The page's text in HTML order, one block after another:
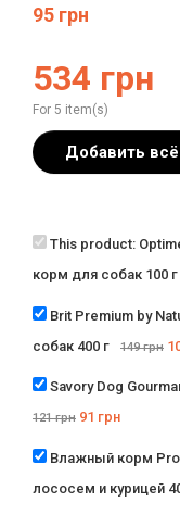
95 грн
534 грн
For 5 item(s)
Добавить
This product:
корм для собак 100 г
Brit Premium by
собак 400 г
149грн
Savory Dog
121грн 91 грн
Влажный корм
лососем и курицей